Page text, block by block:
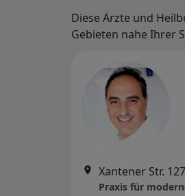
Diese Ärzte und
Gebieten nahe Ihrer
Xantener Str.